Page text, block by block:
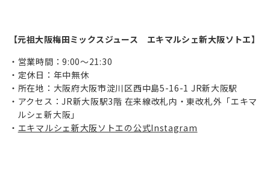
【元祖大阪梅田ミックスジュース エキマルシェ新大阪ソトエ】
営業時間：9:00～21:30
定休日：年中無休
所在地：大阪府大阪市淀川区西中島5-16-1 JR新大阪駅
アクセス：JR新大阪駅3階 在来線改札内・東改札外「エキマ
ルシェ新大阪」
エキマルシェ新大阪ソトエの公式Instagram